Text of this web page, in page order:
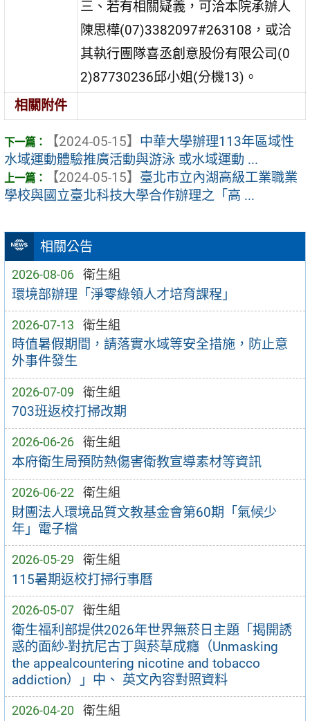
相關公告
2026-08-06 衛生組
環境部辦理「淨零綠領人才培育課程」
2026-07-13 衛生組
時值暑假期間，請落實水域等安全措施，防止意
外事件發生
2026-07-09 衛生組
703班返校打掃改期
2026-06-26 衛生組
本府衛生局預防熱傷害衛教宣導素材等資訊
2026-06-22 衛生組
財團法人環境品質文教基金會第60期「氣候少
年」電子檔
2026-05-29 衛生組
115暑期返校打掃行事曆
2026-05-07 衛生組
衛生福利部提供2026年世界無菸日主題「揭開誘
惑的面紗-對抗尼古丁與菸草成癮（Unmasking
the appealcountering nicotine and tobacco
addiction）」中、 英文內容對照資料
2026-04-20 衛生組
三、若有相關疑義，可洽本院承辦人
陳思樺(07)3382097#263108，或洽
其執行團隊喜丞創意股份有限公司(0
2)87730236邱小姐(分機13)。
相關附件
【2024-05-15】 中華大學辦理113年區域性
水域運動體驗推廣活動與游泳 或水域運動 ...
【2024-05-15】 臺北市立內湖高級工業職業
學校與國立臺北科技大學合作辦理之「高 ...